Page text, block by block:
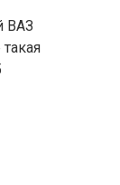
ВАЗ